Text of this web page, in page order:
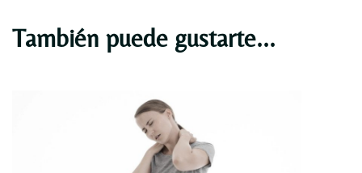
También puede gustarte...